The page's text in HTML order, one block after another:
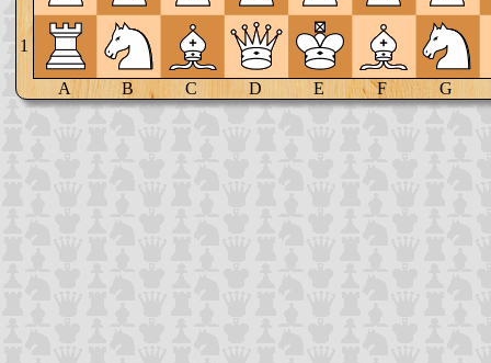
1
A B C D E F G